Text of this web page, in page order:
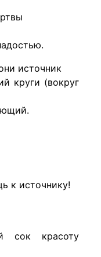
источник
круги (вокруг
к источнику!
сок красоту